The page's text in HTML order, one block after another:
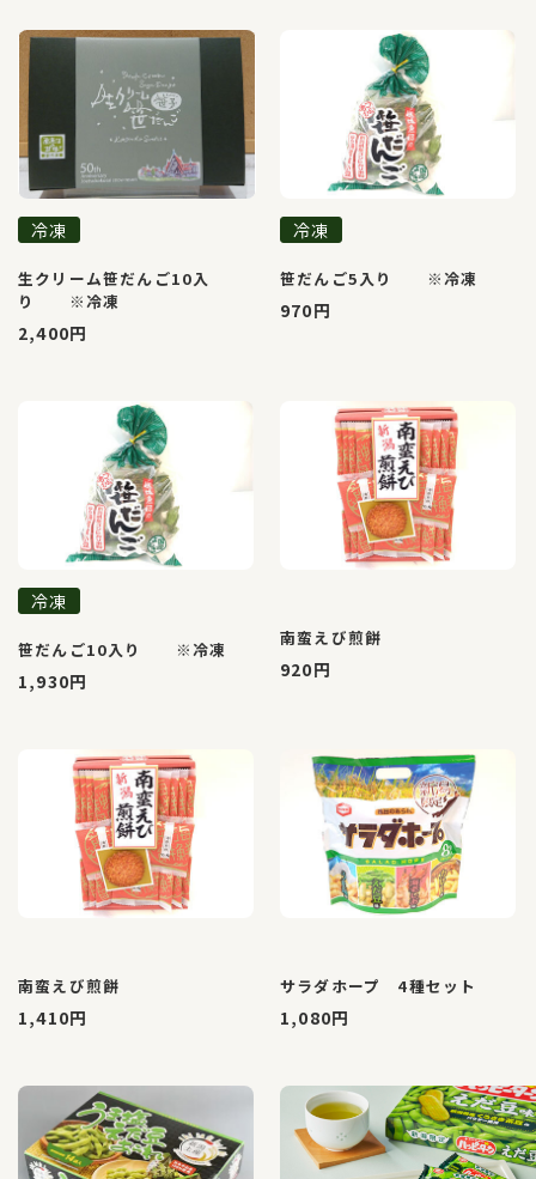
冷凍
生クリーム笹だんご10入
り ※冷凍
2,400円
冷凍
笹だんご5入り ※冷凍
970円
冷凍
笹だんご10入り ※冷凍
1,930円
南蛮えび煎餅
920円
南蛮えび煎餅
1,410円
サラダホープ 4種セット
1,080円